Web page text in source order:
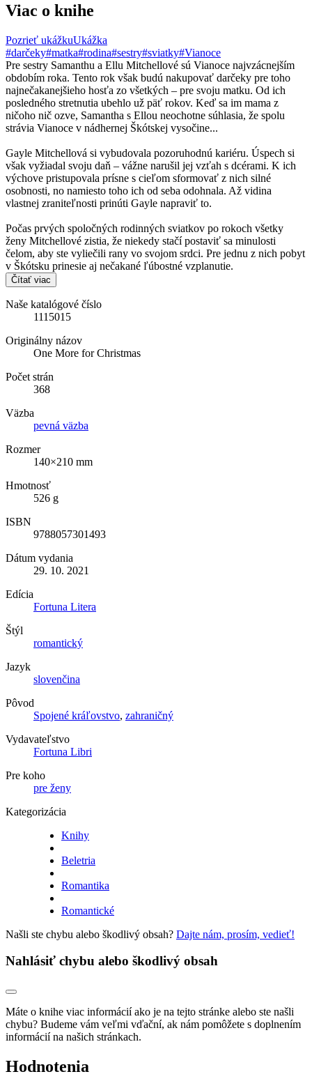
Viac o knihe
Pozrieť ukážkuUkážka
#darčeky#matka#rodina#sestry#sviatky#Vianoce
Pre sestry Samanthu a Ellu Mitchellové sú Vianoce najvzácnejším
obdobím roka. Tento rok však budú nakupovať darčeky pre toho
najnečakanejšieho hosťa zo všetkých – pre svoju matku. Od ich
posledného stretnutia ubehlo už päť rokov. Keď sa im mama z
ničoho nič ozve, Samantha s Ellou neochotne súhlasia, že spolu
strávia Vianoce v nádhernej Škótskej vysočine...
Gayle Mitchellová si vybudovala pozoruhodnú kariéru. Úspech si
však vyžiadal svoju daň – vážne narušil jej vzťah s dcérami. K ich
výchove pristupovala prísne s cieľom sformovať z nich silné
osobnosti, no namiesto toho ich od seba odohnala. Až vidina
vlastnej zraniteľnosti prinúti Gayle napraviť to.
Počas prvých spoločných rodinných sviatkov po rokoch všetky
ženy Mitchellové zistia, že niekedy stačí postaviť sa minulosti
čelom, aby ste vyliečili rany vo svojom srdci. Pre jednu z nich pobyt
v Škótsku prinesie aj nečakané ľúbostné vzplanutie.
Čítať viac
Naše katalógové číslo
1115015
Originálny názov
One More for Christmas
Počet strán
368
Väzba
pevná väzba
Rozmer
140×210 mm
Hmotnosť
526 g
ISBN
9788057301493
Dátum vydania
29. 10. 2021
Edícia
Fortuna Litera
Štýl
romantický
Jazyk
slovenčina
Pôvod
Spojené kráľovstvo, zahraničný
Vydavateľstvo
Fortuna Libri
Pre koho
pre ženy
Kategorizácia
Knihy
Beletria
Romantika
Romantické
Našli ste chybu alebo škodlivý obsah? Dajte nám, prosím, vedieť!
Nahlásiť chybu alebo škodlivý obsah
Máte o knihe viac informácií ako je na tejto stránke alebo ste našli
chybu? Budeme vám veľmi vďační, ak nám pomôžete s doplnením
informácií na našich stránkach.
Hodnotenia